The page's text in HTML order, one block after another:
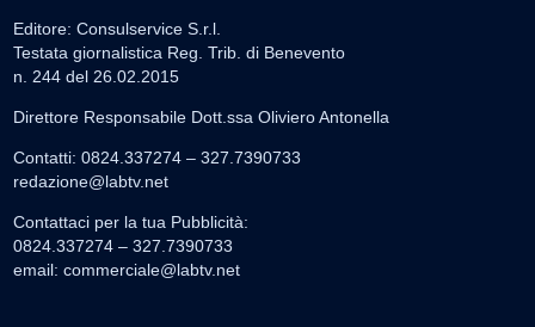
Editore: Consulservice S.r.l.
Testata giornalistica Reg. Trib. di Benevento
n. 244 del 26.02.2015
Direttore Responsabile Dott.ssa Oliviero Antonella
Contatti: 0824.337274 – 327.7390733
redazione@labtv.net
Contattaci per la tua Pubblicità:
0824.337274 – 327.7390733
email: commerciale@labtv.net